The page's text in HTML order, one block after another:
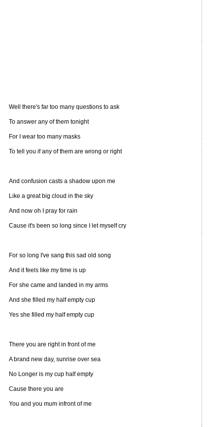
Well there's far too many questions to ask
To answer any of them tonight
For I wear too many masks
To tell you if any of them are wrong or right
And confusion casts a shadow upon me
Like a great big cloud in the sky
And now oh I pray for rain
Cause it's been so long since I let myself cry
For so long I've sang this sad old song
And it feels like my time is up
For she came and landed in my arms
And she filled my half empty cup
Yes she filled my half empty cup
There you are right in front of me
A brand new day, sunrise over sea
No Longer is my cup half empty
Cause there you are
You and you mum infront of me